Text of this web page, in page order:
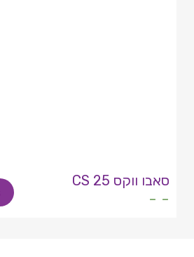
סאבו ווקס CS 25
- -